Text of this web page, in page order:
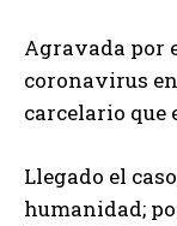
Agravada por
coronavirus
carcelario que
Llegado el
humanidad;